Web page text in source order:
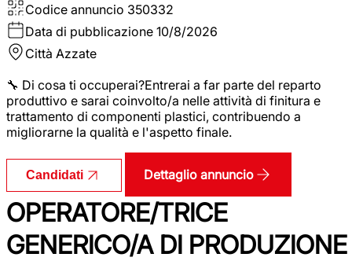
Codice annuncio 350332
Data di pubblicazione 10/8/2026
Città Azzate
🔧 Di cosa ti occuperai?Entrerai a far parte del reparto
produttivo e sarai coinvolto/a nelle attività di finitura e
trattamento di componenti plastici, contribuendo a
migliorarne la qualità e l'aspetto finale.
Candidati Dettaglio annuncio
OPERATORE/TRICE
GENERICO/A DI PRODUZIONE